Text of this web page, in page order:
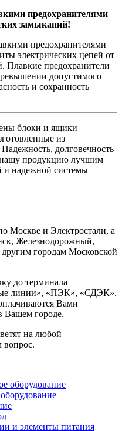
предохранителями
замыканий!
предохранителями
электрических цепей от
Плавкие предохранители
допустимого
и сохранность
блоки и ящики
из
долговечность
нашу продукцию лучшим
и надежной системы
Москве и Электростали, а
Железнодорожный,
городам Московской
до терминала
линии», «ПЭК», «СДЭК».
Вами
Вашем городе.
на любой